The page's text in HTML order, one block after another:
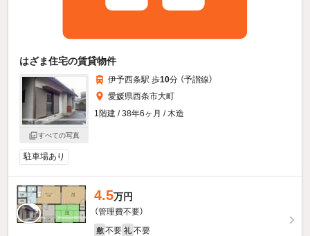
はざま住宅の賃貸物件
すべての写真
伊予西条駅 歩10分 （予讃線）
愛媛県西条市大町
1階建 / 38年6ヶ月 / 木造
駐車場あり
4.5万円
（管理費不要）
敷 不要 礼 不要